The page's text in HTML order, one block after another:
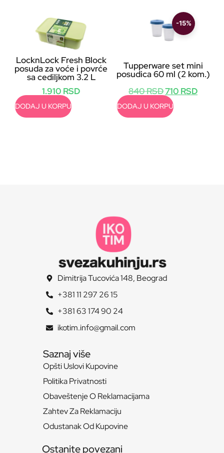
LocknLock Fresh Block
posuda za voće i povrće
sa cediljkom 3.2 L
1.910 RSD
DODAJ U KORPU
-15%
Tupperware set mini
posudica 60 ml (2 kom.)
840RSD710 RSD
DODAJ U KORPU
Dimitrija Tucovića 148, Beograd
+381 11 297 26 15
+381 63 174 90 24
ikotim.info@gmail.com
Saznaj više
Opšti Uslovi Kupovine
Politika Privatnosti
Obaveštenje O Reklamacijama
Zahtev Za Reklamaciju
Odustanak Od Kupovine
Ostanite povezani